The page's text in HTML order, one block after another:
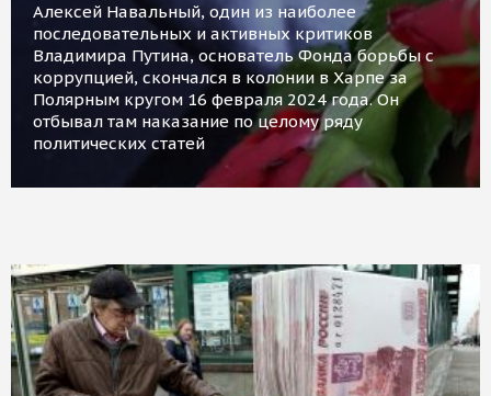
Алексей Навальный, один из наиболее
последовательных и активных критиков
Владимира Путина, основатель Фонда борьбы с
коррупцией, скончался в колонии в Харпе за
Полярным кругом 16 февраля 2024 года. Он
отбывал там наказание по целому ряду
политических статей